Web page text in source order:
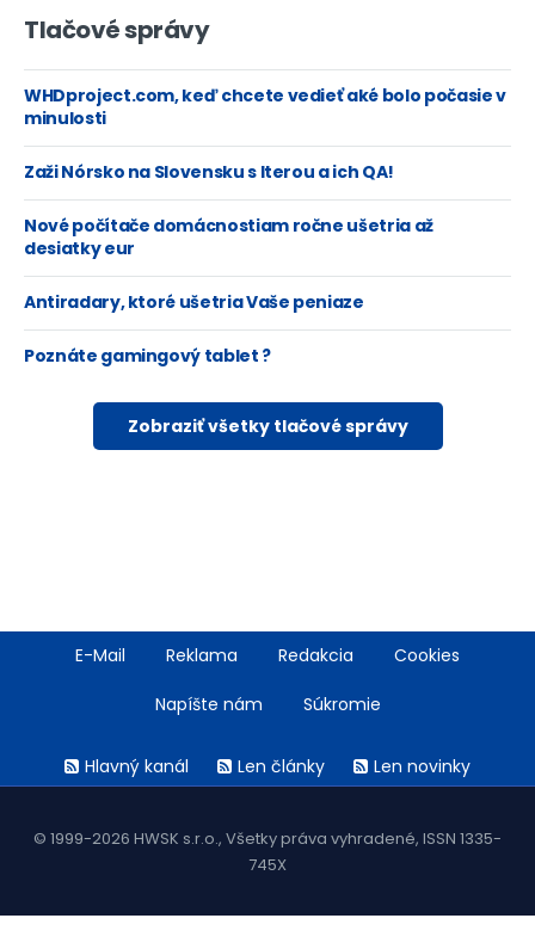
Tlačové správy
WHDproject.com, keď chcete vedieť aké bolo počasie v
minulosti
Zaži Nórsko na Slovensku s Iterou a ich QA!
Nové počítače domácnostiam ročne ušetria až
desiatky eur
Antiradary, ktoré ušetria Vaše peniaze
Poznáte gamingový tablet ?
Zobraziť všetky tlačové správy
FooterE-Mail Reklama Redakcia Cookies
Napíšte nám Súkromie
menuHlavný kanál Len články Len novinky
© 1999-2026 HWSK s.r.o., Všetky práva vyhradené, ISSN 1335-
745X